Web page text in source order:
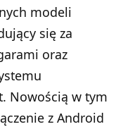
modeli
się za
oraz
Nowością w tym
z Android